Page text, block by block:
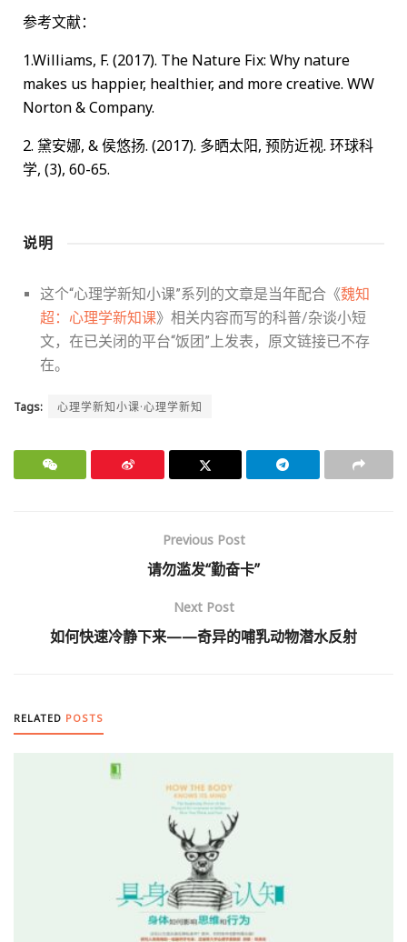
参考文献：
1.Williams, F. (2017). The Nature Fix: Why nature
makes us happier, healthier, and more creative. WW
Norton & Company.
2. 黛安娜, & 侯悠扬. (2017). 多晒太阳, 预防近视. 环球科
学, (3), 60-65.
说明
这个“心理学新知小课”系列的文章是当年配合《魏知
超：心理学新知课》相关内容而写的科普/杂谈小短
文，在已关闭的平台“饭团”上发表，原文链接已不存
在。
Tags: 心理学新知小课·心理学新知
Previous Post
请勿滥发“勤奋卡”
Next Post
如何快速冷静下来——奇异的哺乳动物潜水反射
RELATED POSTS